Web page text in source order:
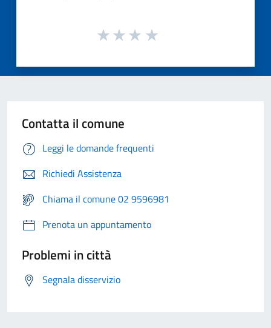
Contatta il comune
Leggi le domande frequenti
Richiedi Assistenza
Chiama il comune 02 9596981
Prenota un appuntamento
Problemi in città
Segnala disservizio